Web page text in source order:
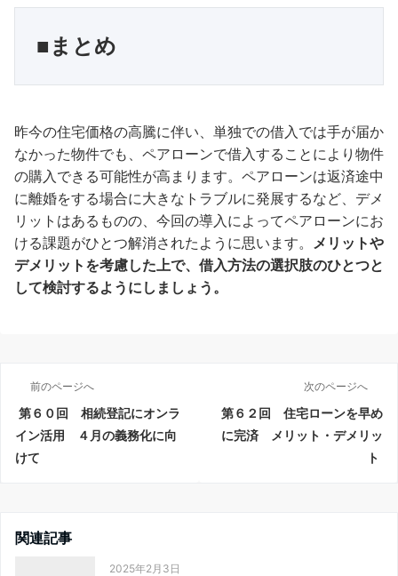
■まとめ
昨今の住宅価格の高騰に伴い、単独での借入では手が届か
なかった物件でも、ペアローンで借入することにより物件
の購入できる可能性が高まります。ペアローンは返済途中
に離婚をする場合に大きなトラブルに発展するなど、デメ
リットはあるものの、今回の導入によってペアローンにお
ける課題がひとつ解消されたように思います。 メリットや
デメリットを考慮した上で、借入方法の選択肢のひとつと
して検討するようにしましょう。
前のページへ
第６０回 相続登記にオンラ
イン活用 ４月の義務化に向
けて
次のページへ
第６２回 住宅ローンを早め
に完済 メリット・デメリッ
ト
関連記事
2025年2月3日